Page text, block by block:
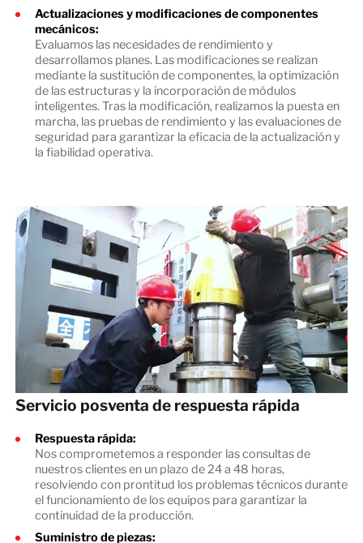
Actualizaciones y modificaciones de componentes
mecánicos:
Evaluamos las necesidades de rendimiento y
desarrollamos planes. Las modificaciones se realizan
mediante la sustitución de componentes, la optimización
de las estructuras y la incorporación de módulos
inteligentes. Tras la modificación, realizamos la puesta en
marcha, las pruebas de rendimiento y las evaluaciones de
seguridad para garantizar la eficacia de la actualización y
la fiabilidad operativa.
Servicio posventa de respuesta rápida
Respuesta rápida:
Nos comprometemos a responder las consultas de
nuestros clientes en un plazo de 24 a 48 horas,
resolviendo con prontitud los problemas técnicos durante
el funcionamiento de los equipos para garantizar la
continuidad de la producción.
Suministro de piezas: